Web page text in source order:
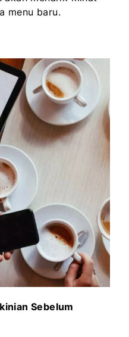
menu baru.
Sebelum